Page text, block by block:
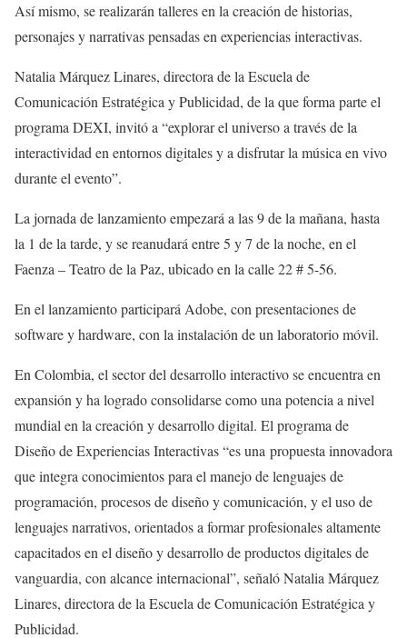
Así mismo, se realizarán talleres en la creación de historias,
personajes y narrativas pensadas en experiencias interactivas.
Natalia Márquez Linares, directora de la Escuela de
Comunicación Estratégica y Publicidad, de la que forma parte el
programa DEXI, invitó a “explorar el universo a través de la
interactividad en entornos digitales y a disfrutar la música en vivo
durante el evento”.
La jornada de lanzamiento empezará a las 9 de la mañana, hasta
la 1 de la tarde, y se reanudará entre 5 y 7 de la noche, en el
Faenza – Teatro de la Paz, ubicado en la calle 22 # 5-56.
En el lanzamiento participará Adobe, con presentaciones de
software y hardware, con la instalación de un laboratorio móvil.
En Colombia, el sector del desarrollo interactivo se encuentra en
expansión y ha logrado consolidarse como una potencia a nivel
mundial en la creación y desarrollo digital. El programa de
Diseño de Experiencias Interactivas “es una propuesta innovadora
que integra conocimientos para el manejo de lenguajes de
programación, procesos de diseño y comunicación, y el uso de
lenguajes narrativos, orientados a formar profesionales altamente
capacitados en el diseño y desarrollo de productos digitales de
vanguardia, con alcance internacional”, señaló Natalia Márquez
Linares, directora de la Escuela de Comunicación Estratégica y
Publicidad.